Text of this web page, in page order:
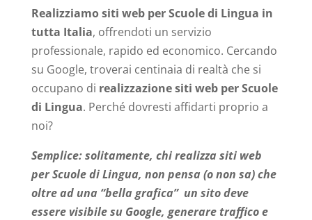
Realizziamo siti web per Scuole di Lingua in
tutta Italia, offrendoti un servizio
professionale, rapido ed economico. Cercando
su Google, troverai centinaia di realtà che si
occupano di realizzazione siti web per Scuole
di Lingua. Perché dovresti affidarti proprio a
noi?
Semplice: solitamente, chi realizza siti web
per Scuole di Lingua, non pensa (o non sa) che
oltre ad una “bella grafica” un sito deve
essere visibile su Google, generare traffico e